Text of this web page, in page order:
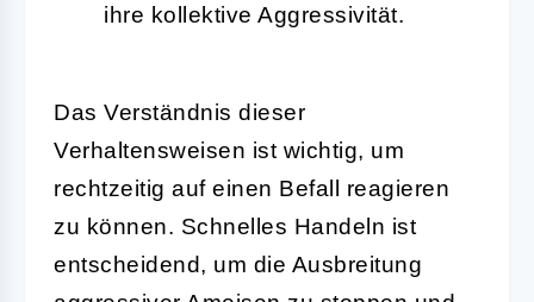
ihre kollektive Aggressivität.
Das Verständnis dieser
Verhaltensweisen ist wichtig, um
rechtzeitig auf einen Befall reagieren
zu können. Schnelles Handeln ist
entscheidend, um die Ausbreitung